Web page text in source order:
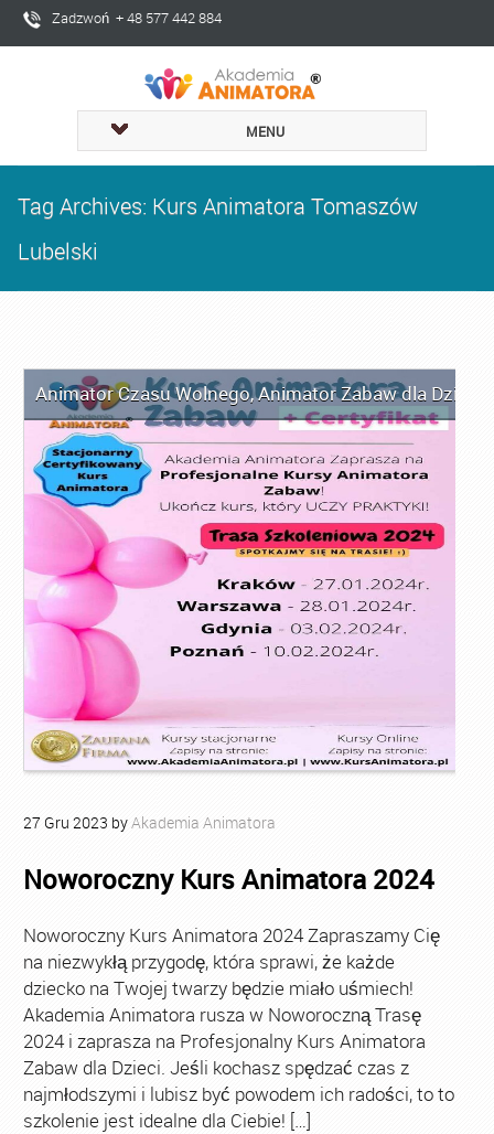
Zadzwoń + 48 577 442 884
MENU
Tag Archives: Kurs Animatora Tomaszów
Lubelski
Animator Czasu Wolnego,Animator Zabaw dla Dzieci
27 Gru 2023 byAkademia Animatora
Noworoczny Kurs Animatora 2024
Noworoczny Kurs Animatora 2024 Zapraszamy Cię
na niezwykłą przygodę, która sprawi, że każde
dziecko na Twojej twarzy będzie miało uśmiech!
Akademia Animatora rusza w Noworoczną Trasę
2024 i zaprasza na Profesjonalny Kurs Animatora
Zabaw dla Dzieci. Jeśli kochasz spędzać czas z
najmłodszymi i lubisz być powodem ich radości, to to
szkolenie jest idealne dla Ciebie! […]